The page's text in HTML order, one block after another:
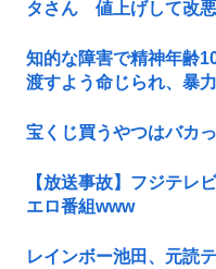
タさん 値上げして改
知的な障害で精神年齢
渡すよう命じられ、暴
宝くじ買うやつはバカ
【放送事故】フジテレ
エロ番組www
レインボー池田、元読